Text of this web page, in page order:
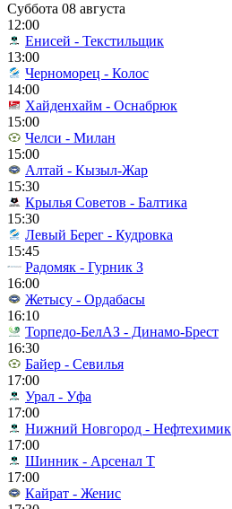
Суббота 08 августа
12:00
Енисей - Текстильщик
13:00
Черноморец - Колос
14:00
Хайденхайм - Оснабрюк
15:00
Челси - Милан
15:00
Алтай - Кызыл-Жар
15:30
Крылья Советов - Балтика
15:30
Левый Берег - Кудровка
15:45
Радомяк - Гурник З
16:00
Жетысу - Ордабасы
16:10
Торпедо-БелАЗ - Динамо-Брест
16:30
Байер - Севилья
17:00
Урал - Уфа
17:00
Нижний Новгород - Нефтехимик
17:00
Шинник - Арсенал Т
17:00
Кайрат - Женис